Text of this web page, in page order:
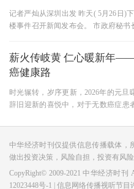
记者严灿从深圳出发 昨天( 5月26日)
楼事件召开新闻发布会。 市政府秘
薪火传岐黄 仁心暖新年
癌健康路
时光辗转，岁序更新，2026年的元
辞旧迎新的喜悦中，对于无数癌症患
中华经济时刊仅提供信息传播载体，
做出投资决策，风险自担，投资有风险
CopyRight© 2009-2021 中华经济时刊
12023448号-1 | 信息网络传播视听节目